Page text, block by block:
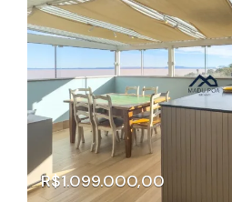
R$1.099.000,00